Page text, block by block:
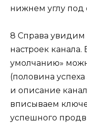
нижнем углу под
8 Справа
настроек
умолчанию»
(половина
и описание
вписываем
успешного